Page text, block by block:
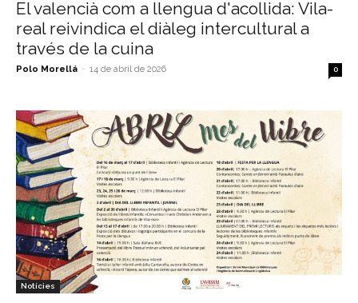
El valencià com a llengua d'acollida: Vila-
real reivindica el diàleg intercultural a
través de la cuina
Polo Morellá - 14 de abril de 2026 0
Notícies